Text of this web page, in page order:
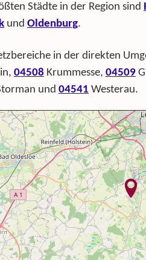
Städte in der Region sind
und Oldenburg.
in der direkten
04508 Krummesse, 04509
und 04541 Westerau.